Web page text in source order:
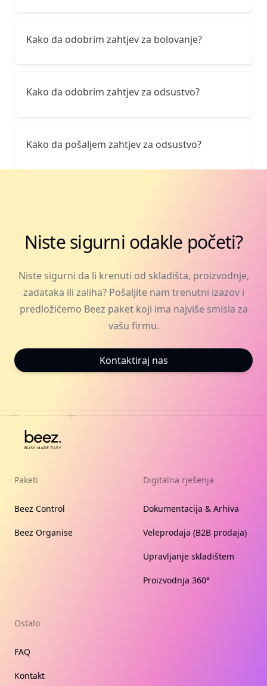
Kako da odobrim zahtjev za bolovanje?
Kako da odobrim zahtjev za odsustvo?
Kako da pošaljem zahtjev za odsustvo?
Niste sigurni odakle početi?
Niste sigurni da li krenuti od skladišta, proizvodnje,
zadataka ili zaliha? Pošaljite nam trenutni izazov i
predložićemo Beez paket koji ima najviše smisla za
vašu firmu.
Kontaktiraj nas
Paketi
Beez Control
Beez Organise
Digitalna rješenja
Dokumentacija & Arhiva
Veleprodaja (B2B prodaja)
Upravljanje skladištem
Proizvodnja 360°
Ostalo
FAQ
Kontakt